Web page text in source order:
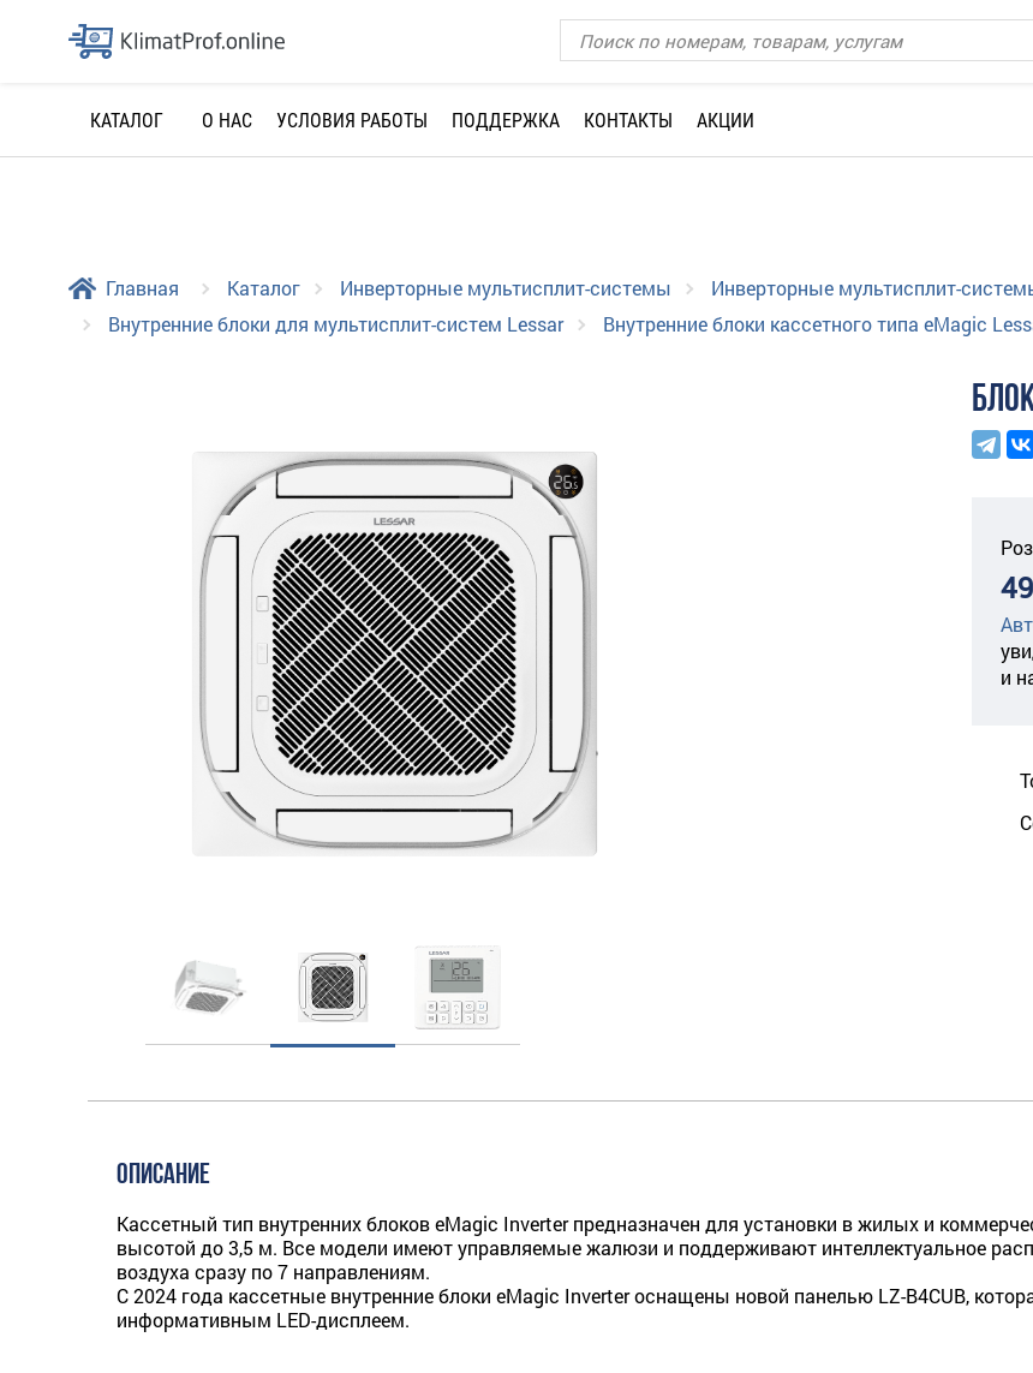
КАТАЛОГ О НАС УСЛОВИЯ РАБОТЫ ПОДДЕРЖКА КОНТАКТЫ АКЦИИ
Главная Каталог Инверторные мультисплит-системы
Инверторные мультисплит-
Внутренние блоки для мультисплит-систем Lessar
Внутренние блоки кассетного типа eMagic
и
ОПИСАНИЕ
Кассетный тип внутренних блоков eMagic Inverter предназначен для установки в жилых и
высотой до 3,5 м. Все модели имеют управляе­мые жалюзи и поддерживают интеллектуаль­ное
воздуха сразу по 7 направлениям.
С 2024 года кассетные внутренние блоки eMagic Inverter оснащены новой панелью LZ-B4CUB,
информативным LED-дисплеем.